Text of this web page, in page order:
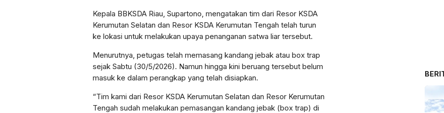
Kepala BBKSDA Riau, Supartono, mengatakan tim dari Resor KSDA
Kerumutan Selatan dan Resor KSDA Kerumutan Tengah telah turun
ke lokasi untuk melakukan upaya penanganan satwa liar tersebut.
Menurutnya, petugas telah memasang kandang jebak atau box trap
sejak Sabtu (30/5/2026). Namun hingga kini beruang tersebut belum
masuk ke dalam perangkap yang telah disiapkan.
“Tim kami dari Resor KSDA Kerumutan Selatan dan Resor Kerumutan
Tengah sudah melakukan pemasangan kandang jebak (box trap) di